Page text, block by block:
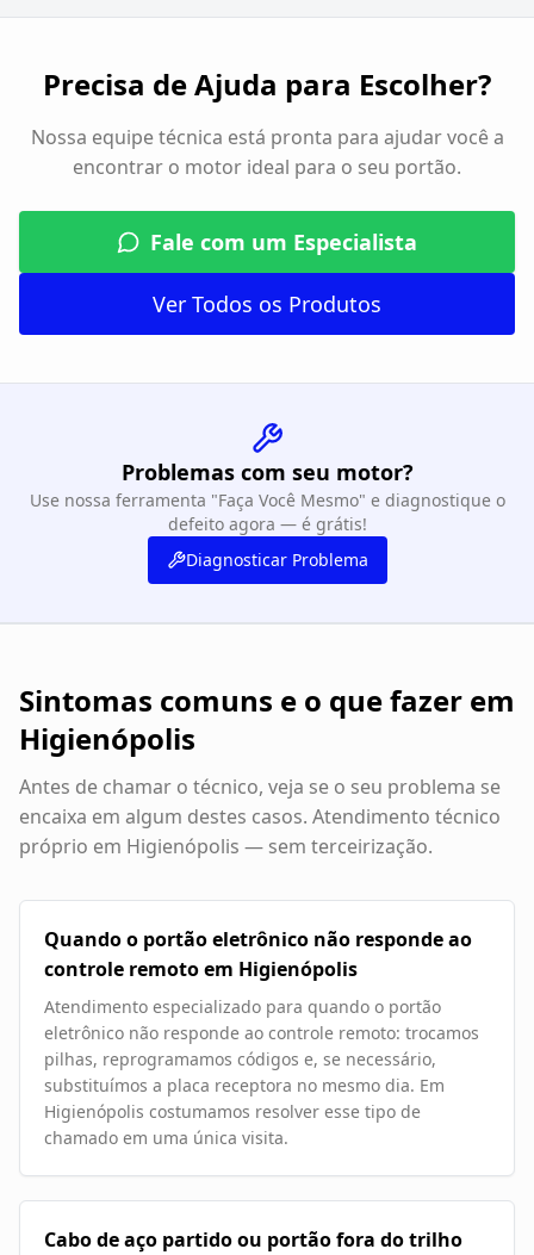
Precisa de Ajuda para Escolher?
Nossa equipe técnica está pronta para ajudar você a
encontrar o motor ideal para o seu portão.
Fale com um Especialista
Ver Todos os Produtos
Problemas com seu motor?
Use nossa ferramenta "Faça Você Mesmo" e diagnostique o
defeito agora — é grátis!
Diagnosticar Problema
Sintomas comuns e o que fazer em
Higienópolis
Antes de chamar o técnico, veja se o seu problema se
encaixa em algum destes casos. Atendimento técnico
próprio em Higienópolis — sem terceirização.
Quando o portão eletrônico não responde ao
controle remoto em Higienópolis
Atendimento especializado para quando o portão
eletrônico não responde ao controle remoto: trocamos
pilhas, reprogramamos códigos e, se necessário,
substituímos a placa receptora no mesmo dia. Em
Higienópolis costumamos resolver esse tipo de
chamado em uma única visita.
Cabo de aço partido ou portão fora do trilho